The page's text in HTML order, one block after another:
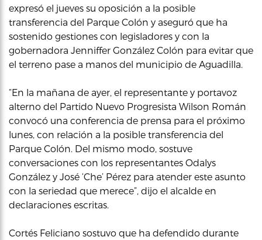
expresó el jueves su oposición a la posible
transferencia del Parque Colón y aseguró que ha
sostenido gestiones con legisladores y con la
gobernadora Jenniffer González Colón para evitar que
el terreno pase a manos del municipio de Aguadilla.
“En la mañana de ayer, el representante y portavoz
alterno del Partido Nuevo Progresista Wilson Román
convocó una conferencia de prensa para el próximo
lunes, con relación a la posible transferencia del
Parque Colón. Del mismo modo, sostuve
conversaciones con los representantes Odalys
González y José ‘Che’ Pérez para atender este asunto
con la seriedad que merece”, dijo el alcalde en
declaraciones escritas.
Cortés Feliciano sostuvo que ha defendido durante